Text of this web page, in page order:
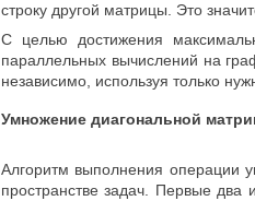
строку другой матрицы. Это
С целью достижения
параллельных вычислений на
независимо, используя только
Умножение диагональной
Алгоритм выполнения операции
пространстве задач. Первые два